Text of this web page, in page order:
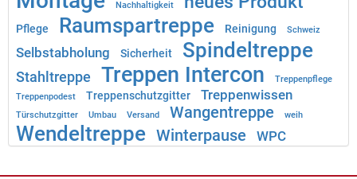
Nachhaltigkeit
Pflege Raumspartreppe Reinigung Schweiz
Selbstabholung Sicherheit Spindeltreppe
Stahltreppe Treppen Intercon
Treppenpflege
Treppenpodest
Treppenschutzgitter Treppenwissen
Türschutzgitter Umbau Versand Wangentreppe weih
Wendeltreppe Winterpause WPC